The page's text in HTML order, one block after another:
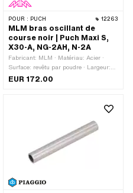
POUR : PUCH 12263
MLM bras oscillant de
course noir | Puch Maxi S,
X30-A, NG-2AH, N-2A
Fabricant: MLM · Matériau: Acier ·
Surface: revêtu par poudre · Largeur:
180 mm · Longueur totale: 380 mm ·
1760 g · Champ d'application: Cross ·
EUR 172.00